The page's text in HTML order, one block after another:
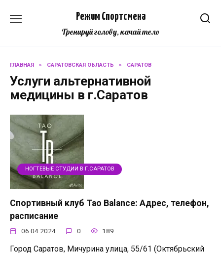
Режим Спортсмена
Тренируй голову, качай тело
ГЛАВНАЯ » САРАТОВСКАЯ ОБЛАСТЬ » САРАТОВ
Услуги альтернативной
медицины в г.Саратов
НОГТЕВЫЕ СТУДИИ В Г.САРАТОВ
Спортивный клуб Tao Balance: Адрес, телефон,
расписание
06.04.2024 0 189
Город Саратов, Мичурина улица, 55/61 (Октябрьский